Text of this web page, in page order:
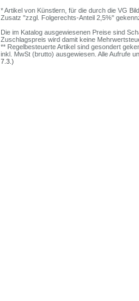
* Artikel von Künstlern, für die durch die VG
Zusatz "zzgl. Folgerechts-Anteil 2,5%"
Die im Katalog ausgewiesenen Preise sind
Zuschlagspreis wird damit keine
** Regelbesteuerte Artikel sind gesondert
inkl. MwSt (brutto) ausgewiesen. Alle Aufrufe
7.3.)